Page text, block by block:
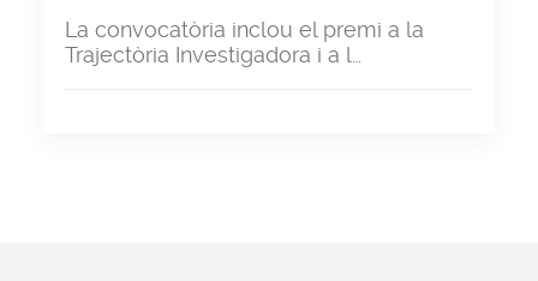
La convocatòria inclou el premi a la
Trajectòria Investigadora i a l…